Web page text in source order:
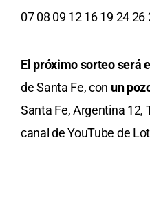
07 08 09 12 16 19 24
El próximo sorteo será
de Santa Fe, con un
Santa Fe, Argentina 12,
canal de YouTube de